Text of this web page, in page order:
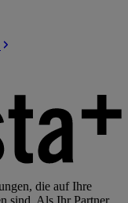
die auf Ihre
sind. Als Ihr Partner